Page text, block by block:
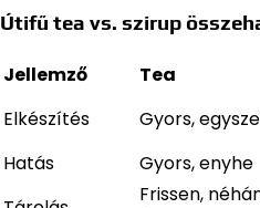
Útifű tea vs. szirup
Jellemző Tea
Elkészítés
Gyors,
Hatás
Gyors, enyhe
Frissen,